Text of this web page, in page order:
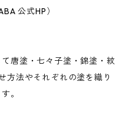
公式HP）
唐塗・七々子塗・錦塗・紋
方法やそれぞれの塗を織り
。